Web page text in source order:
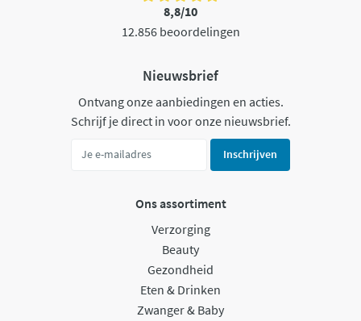
8,8/10
12.856 beoordelingen
Nieuwsbrief
Ontvang onze aanbiedingen en acties.
Schrijf je direct in voor onze nieuwsbrief.
Inschrijven
Ons assortiment
Verzorging
Beauty
Gezondheid
Eten & Drinken
Zwanger & Baby